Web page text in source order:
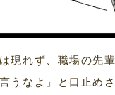
現れず、職場の先
うなよ」と口止め